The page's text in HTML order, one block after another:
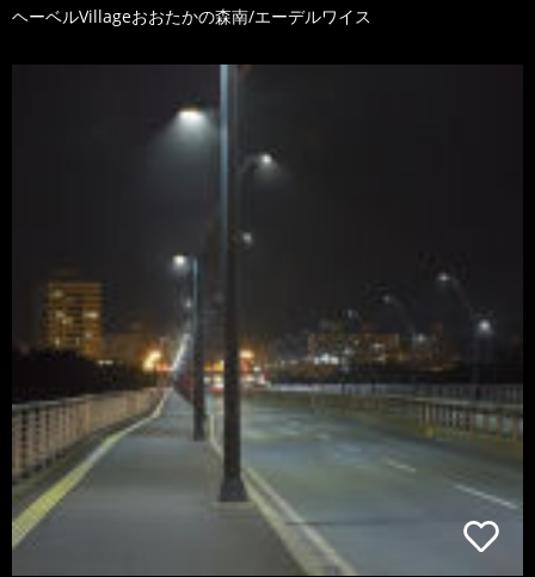
ヘーベルVillageおおたかの森南/エーデルワイス